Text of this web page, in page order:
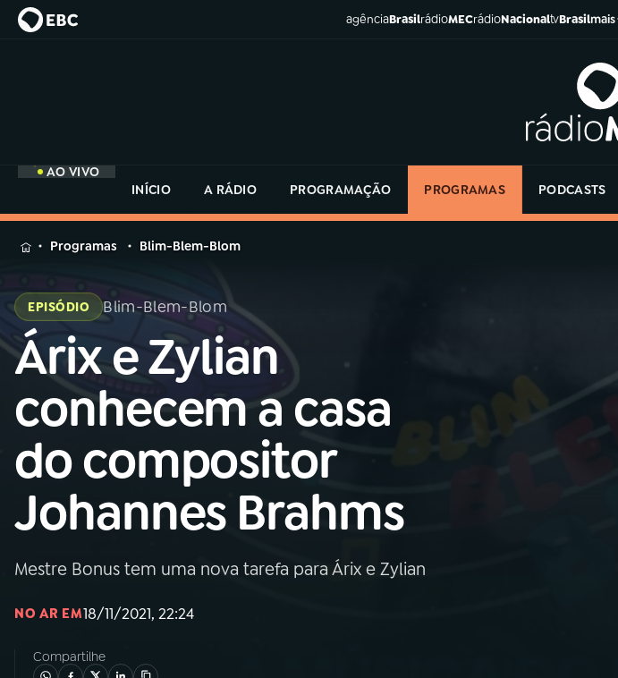
agênciaBrasilrádioMECrádioNacionaltvBrasilmais
AO VIVO
INÍCIO
A RÁDIO PROGRAMAÇÃO PROGRAMAS PODCASTS
MENU
Buscar
na
Rádio
MEC
Início
01INÍCIO
02 A RÁDIO
03 PROGRAMAÇÃO
na
Rádio
MEC
Programas Blim-Blem-Blom
EPISÓDIO Blim-Blem-Blom
Árix e Zylian
conhecem a casa
do compositor
Johannes Brahms
Mestre Bonus tem uma nova tarefa para Árix e Zylian
NO AR EM18/11/2021, 22:24
Compartilhe